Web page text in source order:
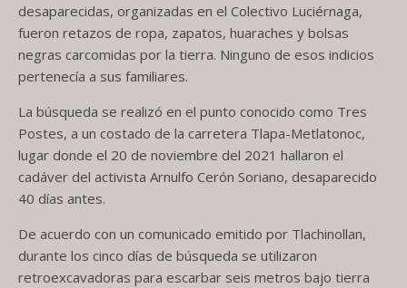
desaparecidas, organizadas en el Colectivo Luciérnaga,
fueron retazos de ropa, zapatos, huaraches y bolsas
negras carcomidas por la tierra. Ninguno de esos indicios
pertenecía a sus familiares.
La búsqueda se realizó en el punto conocido como Tres
Postes, a un costado de la carretera Tlapa-Metlatonoc,
lugar donde el 20 de noviembre del 2021 hallaron el
cadáver del activista Arnulfo Cerón Soriano, desaparecido
40 días antes.
De acuerdo con un comunicado emitido por Tlachinollan,
durante los cinco días de búsqueda se utilizaron
retroexcavadoras para escarbar seis metros bajo tierra